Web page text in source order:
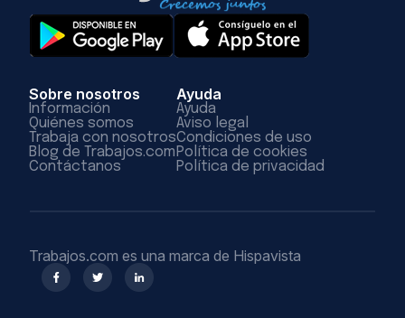
Sobre nosotros
Información
Quiénes somos
Trabaja con nosotros
Blog de Trabajos.com
Contáctanos
Ayuda
Ayuda
Aviso legal
Condiciones de uso
Política de cookies
Política de privacidad
Trabajos.com es una marca de Hispavista